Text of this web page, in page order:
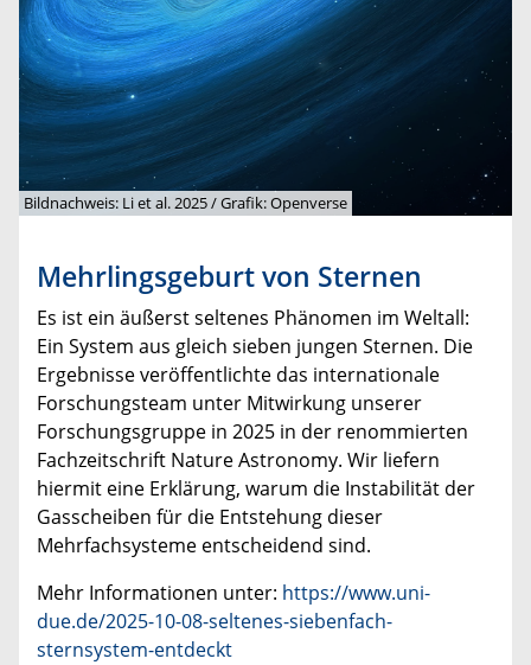
Bildnachweis: Li et al. 2025 / Grafik: Openverse
Mehrlingsgeburt von Sternen
Es ist ein äußerst seltenes Phänomen im Weltall:
Ein System aus gleich sieben jungen Sternen. Die
Ergebnisse veröffentlichte das internationale
Forschungsteam unter Mitwirkung unserer
Forschungsgruppe in 2025 in der renommierten
Fachzeitschrift Nature Astronomy. Wir liefern
hiermit eine Erklärung, warum die Instabilität der
Gasscheiben für die Entstehung dieser
Mehrfachsysteme entscheidend sind.
Mehr Informationen unter: https://www.uni-
due.de/2025-10-08-seltenes-siebenfach-
sternsystem-entdeckt